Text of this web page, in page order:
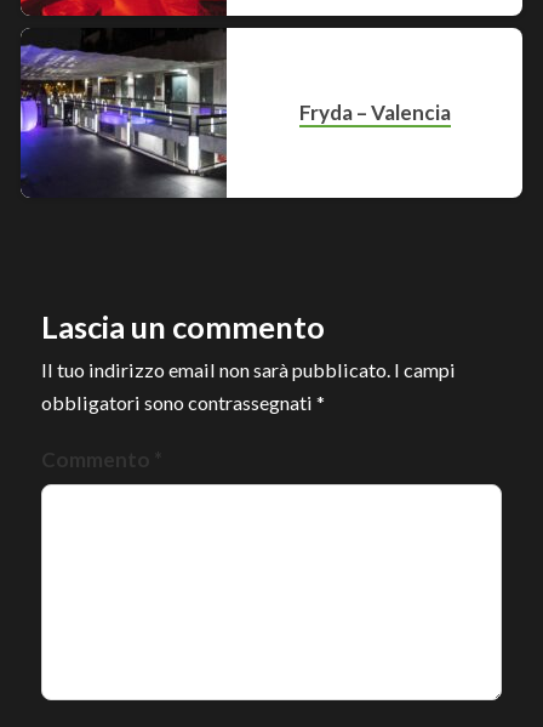
Fryda – Valencia
Lascia un commento
Il tuo indirizzo email non sarà pubblicato. I campi
obbligatori sono contrassegnati *
Commento